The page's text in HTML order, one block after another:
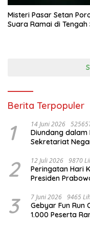
Misteri Pasar Setan
Suara Ramai di Tengah
Berita Terpopuler
1 14 Juni 2026
Diundang dalam
Sekretariat
2 12 Juli 2026 9870
Peringatan Hari
Presiden
3 7 Juni 2026 9465
Gebyar Fun Run
1.000 Peserta